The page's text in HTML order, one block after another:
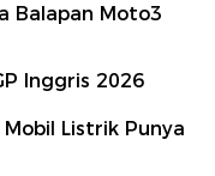
Balapan Moto3
Inggris 2026
Listrik Punya